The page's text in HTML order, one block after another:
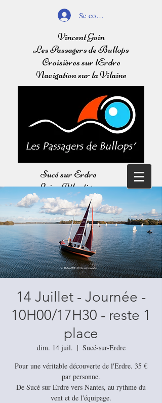
Se connecter
Vincent Goin
Les Passagers de Bullops
Croisières sur lErdre
Navigation sur la Vilaine
Sucé sur Erdre
Loire Atlantique
Balades sur l'Erdre
Navigation sur la Vilaine
14 Juillet - Journée -
10H00/17H30 - reste 1
place
dim. 14 juil.
  |
Sucé-sur-Erdre
Pour une véritable découverte de l'Erdre. 35 €
par personne.
De Sucé sur Erdre vers Nantes, au rythme du
vent et de l'équipage.